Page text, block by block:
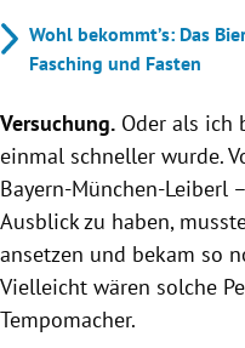
Wohl bekommt’s: Das
Fasching und Fasten
Versuchung. Oder als ich
einmal schneller wurde.
Bayern-München-Leiberl
Ausblick zu haben,
ansetzen und bekam so
Vielleicht wären solche
Tempomacher.